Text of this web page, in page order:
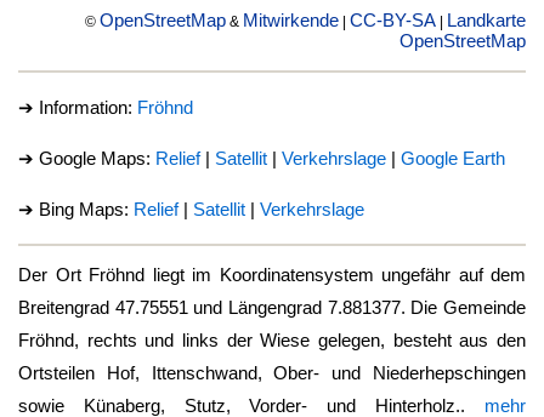
© OpenStreetMap & Mitwirkende CC-BY-SA Landkarte
OpenStreetMap
➔ Information: Fröhnd
➔ Google Maps: Relief| Satellit | Verkehrslage | Google Earth
➔ Bing Maps: Relief| Satellit | Verkehrslage
Der Ort Fröhnd liegt im Koordinatensystem ungefähr auf dem
Breitengrad 47.75551 und Längengrad 7.881377. Die Gemeinde
Fröhnd, rechts und links der Wiese gelegen, besteht aus den
Ortsteilen Hof, Ittenschwand, Ober- und Niederhepschingen
sowie Künaberg, Stutz, Vorder- und Hinterholz.. mehr